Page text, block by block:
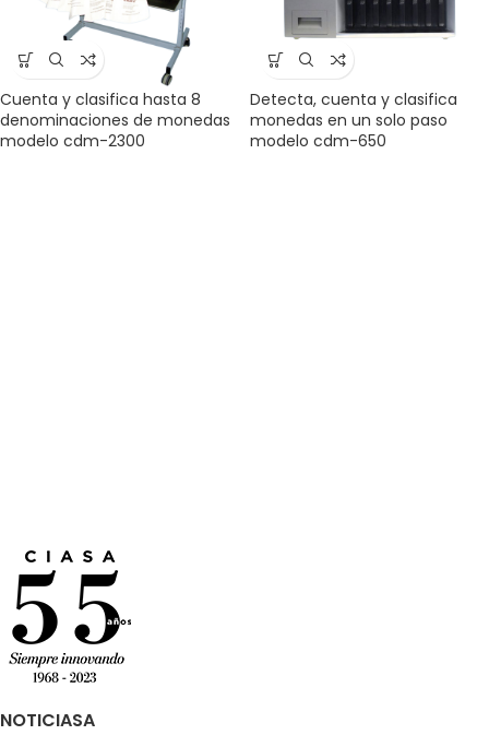
Cuenta y clasifica hasta 8
denominaciones de monedas
modelo cdm-2300
Detecta, cuenta y clasifica
monedas en un solo paso
modelo cdm-650
NOTICIASA